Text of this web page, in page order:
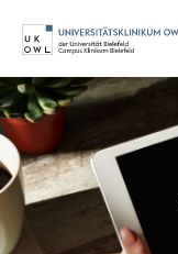
Login
Benutzername
Passwort